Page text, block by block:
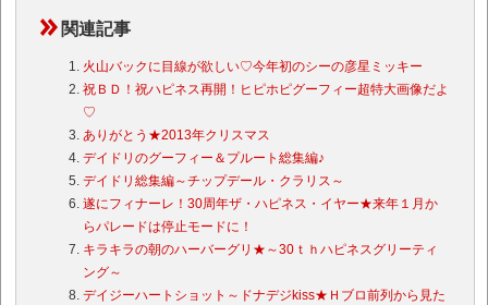
関連記事
火山バックに目線が欲しい♡今年初のシーの彦星ミッキー
祝ＢＤ！祝ハピネス再開！ヒピホピグーフィー超特大画像だよ
♡
ありがとう★2013年クリスマス
デイドリのグーフィー＆プルート総集編♪
デイドリ総集編～チップデール・クラリス～
遂にフィナーレ！30周年ザ・ハピネス・イヤー★来年１月か
らパレードは停止モードに！
キラキラの朝のハーバーグリ★～30ｔｈハピネスグリーティ
ング～
デイジーハートショット～ドナデジkiss★Ｈブロ前列から見た